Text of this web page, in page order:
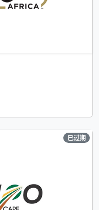
已过期